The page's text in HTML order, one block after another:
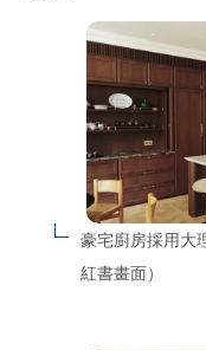
豪宅廚房採用大
紅書畫面）